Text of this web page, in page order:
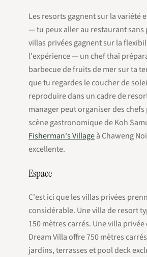
Les resorts gagnent sur la variété
— tu peux aller au restaurant sans
villas privées gagnent sur la
l'expérience — un chef thaï
barbecue de fruits de mer sur ta
que tu regardes le coucher de
reproduire dans un cadre de
manager peut organiser des chefs
scène gastronomique de Koh
Fisherman's Villageà Chaweng
excellente.
Espace
C'est ici que les villas privées
considérable. Une villa de resort
150 mètres carrés. Une villa privée
Dream Villa offre 750 mètres
jardins, terrasses et pool deck